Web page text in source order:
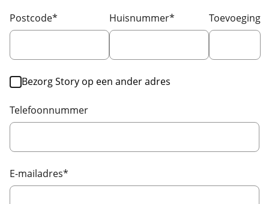
Postcode* Huisnummer* Toevoeging
Bezorg Story op een ander adres
Telefoonnummer
E-mailadres*